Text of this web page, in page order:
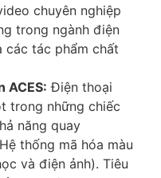
chuyên nghiệp
trong ngành điện
các tác phẩm chất
ACES: Điện thoại
trong những chiếc
năng quay
thống mã hóa màu
và điện ảnh). Tiêu